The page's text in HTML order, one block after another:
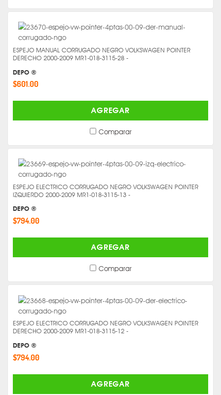
ESPEJO MANUAL CORRUGADO NEGRO VOLKSWAGEN POINTER
DERECHO 2000-2009 MR1-018-3115-28 -
DEPO ®
$601.00
AGREGAR
Comparar
ESPEJO ELECTRICO CORRUGADO NEGRO VOLKSWAGEN POINTER
IZQUIERDO 2000-2009 MR1-018-3115-13 -
DEPO ®
$794.00
AGREGAR
Comparar
ESPEJO ELECTRICO CORRUGADO NEGRO VOLKSWAGEN POINTER
DERECHO 2000-2009 MR1-018-3115-12 -
DEPO ®
$794.00
AGREGAR